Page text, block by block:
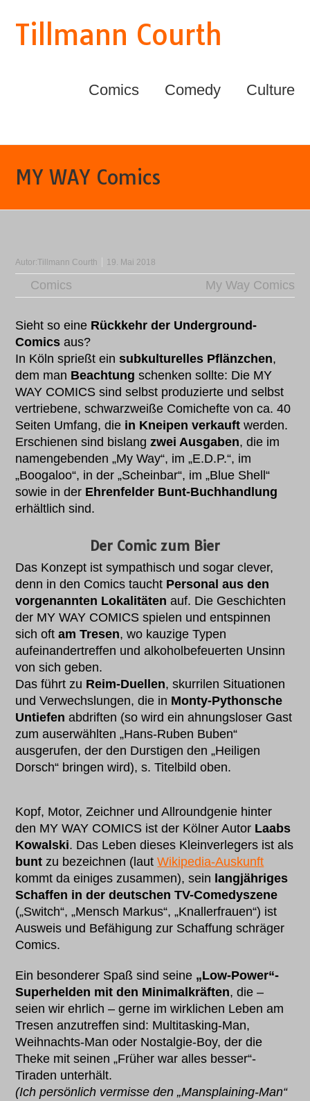
Tillmann Courth
Comics Comedy Culture
MY WAY Comics
Autor:Tillmann Courth 19. Mai 2018
Comics My Way Comics
Sieht so eine Rückkehr der Underground-
Comics aus?
In Köln sprießt einsubkulturelles Pflänzchen,
dem man Beachtung schenken sollte: Die MY
WAY COMICS sind selbst produzierte und selbst
vertriebene, schwarzweiße Comichefte von ca. 40
Seiten Umfang, die in Kneipen verkauft werden.
Erschienen sind bislangzwei Ausgaben, die im
namengebenden „My Way“, im „E.D.P.“, im
„Boogaloo“, in der „Scheinbar“, im „Blue Shell“
sowie in der Ehrenfelder Bunt-Buchhandlung
erhältlich sind.
Der Comic zum Bier
Das Konzept ist sympathisch und sogar clever,
denn in den Comics taucht Personal aus den
vorgenannten Lokalitäten auf. Die Geschichten
der MY WAY COMICS spielen und entspinnen
sich oftam Tresen, wo kauzige Typen
aufeinandertreffen und alkoholbefeuerten Unsinn
von sich geben.
Das führt zu Reim-Duellen, skurrilen Situationen
und Verwechslungen, die in Monty-Pythonsche
Untiefen abdriften (so wird ein ahnungsloser Gast
zum auserwählten „Hans-Ruben Buben“
ausgerufen, der den Durstigen den „Heiligen
Dorsch“ bringen wird), s. Titelbild oben.
Kopf, Motor, Zeichner und Allroundgenie hinter
den MY WAY COMICS ist der Kölner Autor Laabs
Kowalski. Das Leben dieses Kleinverlegers ist als
bunt zu bezeichnen (lautWikipedia-Auskunft
kommt da einiges zusammen), sein langjähriges
Schaffen in der deutschen TV-Comedyszene
(„Switch“, „Mensch Markus“, „Knallerfrauen“) ist
Ausweis und Befähigung zur Schaffung schräger
Comics.
Ein besonderer Spaß sind seine „Low-Power“-
Superhelden mit den Minimalkräften, die –
seien wir ehrlich – gerne im wirklichen Leben am
Tresen anzutreffen sind: Multitasking-Man,
Weihnachts-Man oder Nostalgie-Boy, der die
Theke mit seinen „Früher war alles besser“-
Tiraden unterhält.
(Ich persönlich vermisse den „Mansplaining-Man“